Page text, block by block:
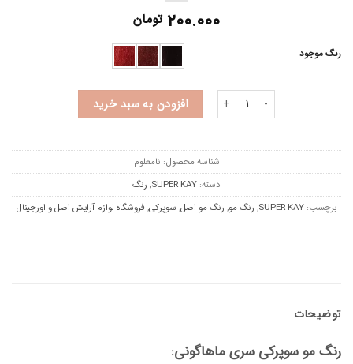
۲۰۰.۰۰۰ تومان
رنگ موجود
رنگ مو سوپرکی سری ماهاگونی عدد
افزودن به سبد خرید
شناسه محصول: نامعلوم
دسته: SUPER KAY
, رنگ
برچسب: SUPER KAY
, رنگ مو, رنگ مو اصل, سوپرکی, فروشگاه لوازم آرایش اصل و اورجینال
توضیحات
رنگ مو سوپرکی سری ماهاگونی: